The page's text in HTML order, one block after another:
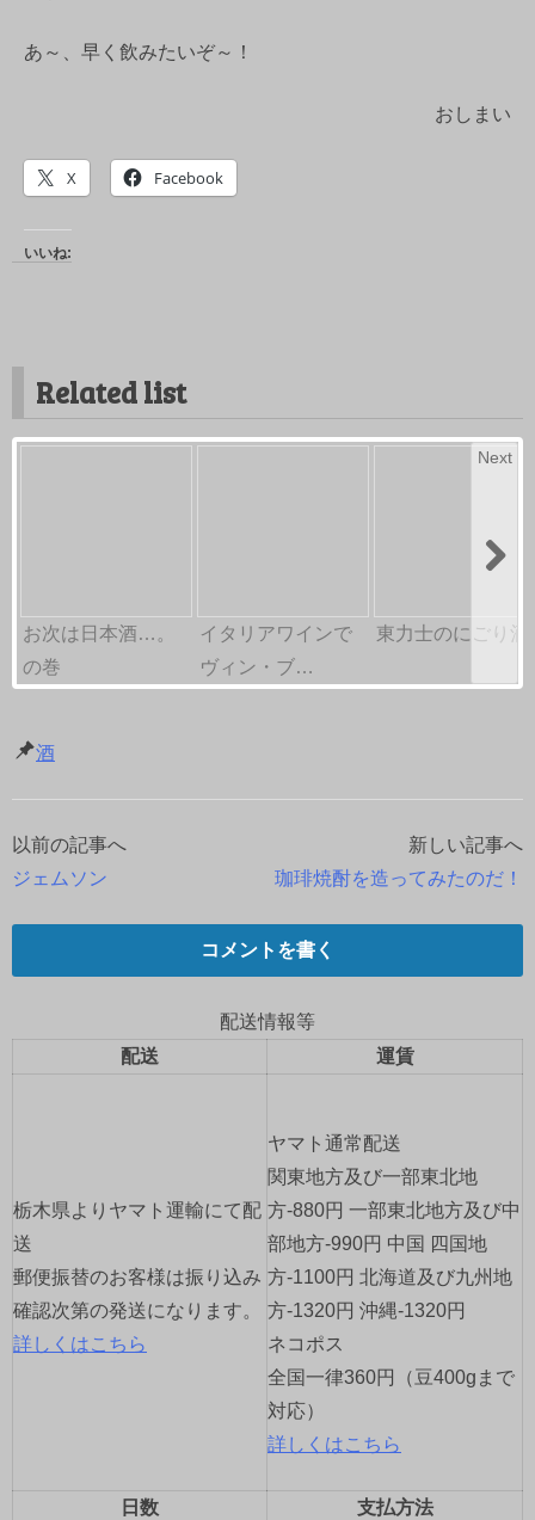
あ～、早く飲みたいぞ～！
おしまい
X Facebook
いいね:
Related list
お次は日本酒…。
の巻
イタリアワインで
ヴィン・ブ…
東力士のにごり酒
Next
酒
投
ョ
ン
以前の記事へ
ジェムソン
新しい記事へ
珈琲焼酎を造ってみたのだ！
コメントを書く
配送情報等
配送
運賃
栃木県よりヤマト運輸にて配
送
郵便振替のお客様は振り込み
確認次第の発送になります。
詳しくはこちら
ヤマト通常配送
関東地方及び一部東北地
方-880円 一部東北地方及び中
部地方-990円 中国 四国地
方-1100円 北海道及び九州地
方-1320円 沖縄-1320円
ネコポス
全国一律360円（豆400gまで
対応）
詳しくはこちら
日数 支払方法